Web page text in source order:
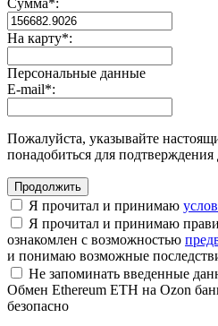
На карту*:
Персональные данные
E-mail*:
Пожалуйста, указывайте
понадобиться для подтверждения
Я прочитал и принимаю
Я прочитал и принимаю
ознакомлен с возможностью
и понимаю возможные
Не запоминать введенные
Обмен Ethereum ETH на Ozon
безопасно